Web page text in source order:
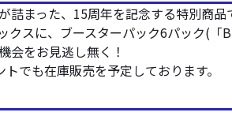
まった、15周年を記念する特別商品
スに、ブースターパック6パック(「
会をお見逃し無く！
でも在庫販売を予定しております。